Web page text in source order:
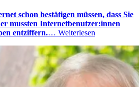
schon bestätigen müssen, dass Sie
mussten Internetbenutzer:innen
entziffern.… Weiterlesen